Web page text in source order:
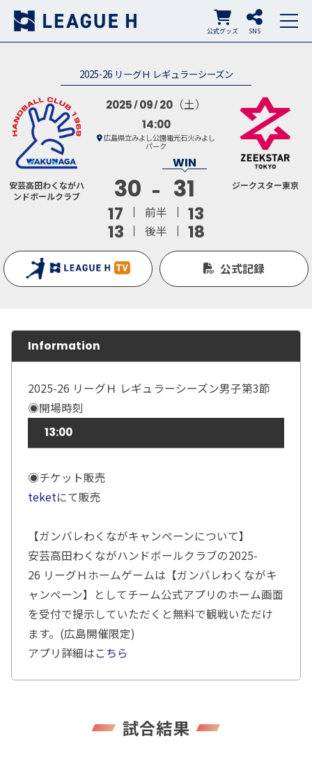
SNS
公式グッズ
2025-26 リーグＨ レギュラーシーズン
安芸高田わくながハ
ンドボールクラブ
2025 09 20 （土）
14:00
広島県立みよし公園電光石火みよし
パーク
30 31
17 前半
13
13
後半 18
ジークスター東京
公式記録
Information
2025-26 リーグＨ レギュラーシーズン男子第3節
◉開場時刻
13:00
◉チケット販売
teketにて販売
【ガンバレわくながキャンペーンについて】
安芸高田わくながハンドボールクラブの2025-
26 リーグＨホームゲームは【ガンバレわくながキ
ャンペーン】としてチーム公式アプリのホーム画面
を受付で提示していただくと無料で観戦いただけ
ます。(広島開催限定)
アプリ詳細はこちら
試合結果